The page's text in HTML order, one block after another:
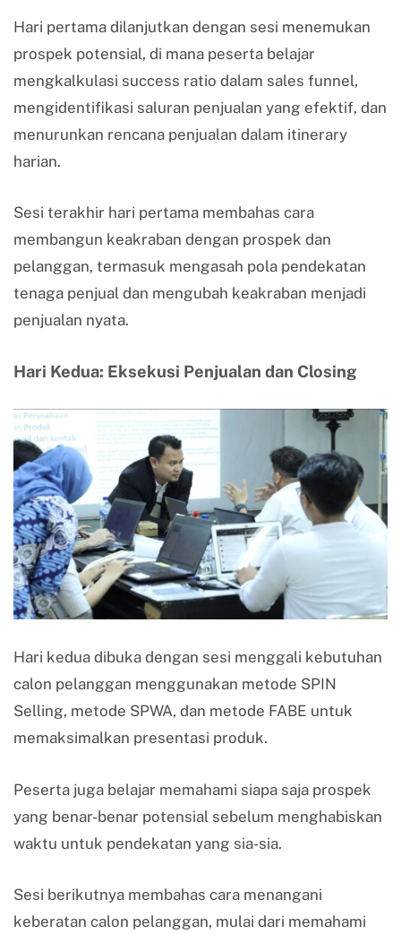
Hari pertama dilanjutkan dengan sesi menemukan
prospek potensial, di mana peserta belajar
mengkalkulasi success ratio dalam sales funnel,
mengidentifikasi saluran penjualan yang efektif, dan
menurunkan rencana penjualan dalam itinerary
harian.
Sesi terakhir hari pertama membahas cara
membangun keakraban dengan prospek dan
pelanggan, termasuk mengasah pola pendekatan
tenaga penjual dan mengubah keakraban menjadi
penjualan nyata.
Hari Kedua: Eksekusi Penjualan dan Closing
Hari kedua dibuka dengan sesi menggali kebutuhan
calon pelanggan menggunakan metode SPIN
Selling, metode SPWA, dan metode FABE untuk
memaksimalkan presentasi produk.
Peserta juga belajar memahami siapa saja prospek
yang benar-benar potensial sebelum menghabiskan
waktu untuk pendekatan yang sia-sia.
Sesi berikutnya membahas cara menangani
keberatan calon pelanggan, mulai dari memahami